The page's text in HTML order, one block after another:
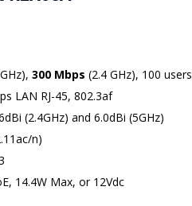
300 Mbps (2.4 GHz), 100 users
LAN RJ-45, 802.3af
(2.4GHz) and 6.0dBi (5GHz)
n)
14.4W Max, or 12Vdc